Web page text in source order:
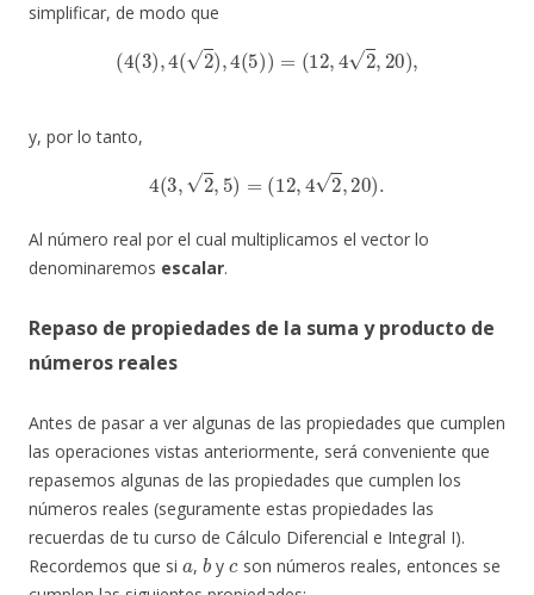
simplificar, de modo que
(4 3) 4(2 4(5)) 12 ,4 2 20
y, por lo tanto,
3,2 ,5 12 ,4 20 .
Al número real por el cual multiplicamos el vector lo
denominaremos escalar.
Repaso de propiedades de la suma y producto de
números reales
Antes de pasar a ver algunas de las propiedades que cumplen
las operaciones vistas anteriormente, será conveniente que
repasemos algunas de las propiedades que cumplen los
números reales (seguramente estas propiedades las
recuerdas de tu curso de Cálculo Diferencial e Integral I).
Recordemos que si
a
,
b
y
c
son números reales, entonces se